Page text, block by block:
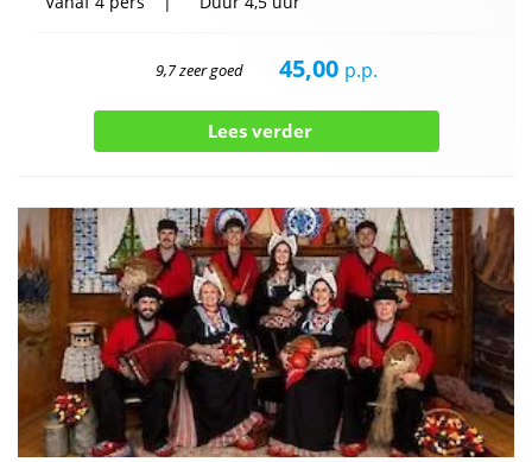
9,7 zeer goed 45,00 p.p.
Lees verder